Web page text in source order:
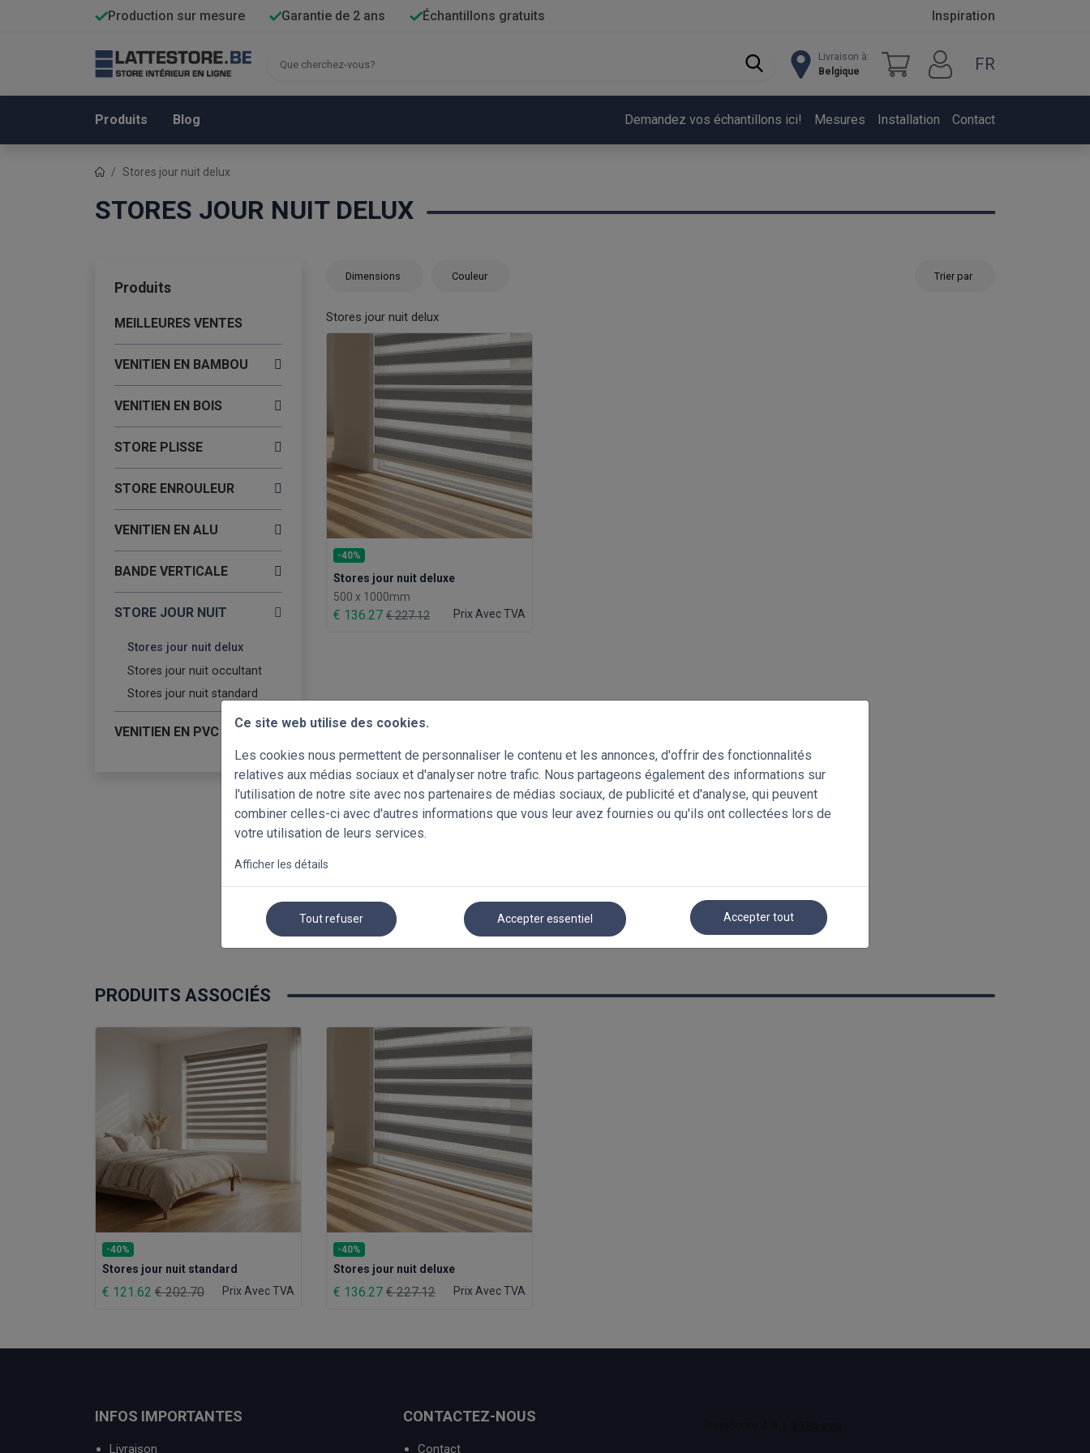
Ce site web utilise des cookies.
Les cookies nous permettent de personnaliser le contenu et les annonces, d'offrir des fonctionnalités
relatives aux médias sociaux et d'analyser notre trafic. Nous partageons également des informations sur
l'utilisation de notre site avec nos partenaires de médias sociaux, de publicité et d'analyse, qui peuvent
combiner celles-ci avec d'autres informations que vous leur avez fournies ou qu'ils ont collectées lors de
votre utilisation de leurs services.
Afficher les détails
Tout refuser Accepter essentiel Accepter tout
Production sur mesure Garantie de 2 ans Échantillons gratuits Inspiration
Livraison à:
Belgique
FR
Produits Blog Demandez vos échantillons ici! Mesures Installation Contact
Stores jour nuit delux
STORES JOUR NUIT DELUX
Produits
MEILLEURES VENTES
VENITIEN EN BAMBOU
VENITIEN EN BOIS
STORE PLISSE
STORE ENROULEUR
VENITIEN EN ALU
BANDE VERTICALE
STORE JOUR NUIT
Stores jour nuit delux
Stores jour nuit occultant
Stores jour nuit standard
VENITIEN EN PVC
Dimensions Couleur Trier par
Stores jour nuit delux
-40%
Stores jour nuit deluxe
500 x 1000mm
€ 136.27 € 227.12 Prix Avec TVA
PRODUITS ASSOCIÉS
-40%
Stores jour nuit standard
€ 121.62 € 202.70 Prix Avec TVA
-40%
Stores jour nuit deluxe
€ 136.27 € 227.12 Prix Avec TVA
INFOS IMPORTANTES
Livraison
CONTACTEZ-NOUS
Contact